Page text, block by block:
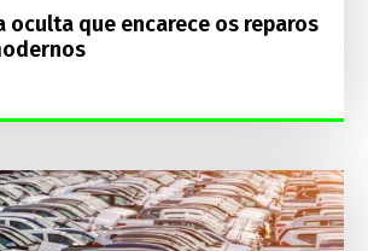
oculta que encarece os reparos